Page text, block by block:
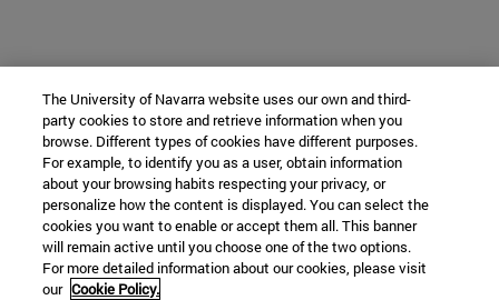
The University of Navarra website uses our own and third-
party cookies to store and retrieve information when you
browse. Different types of cookies have different purposes.
For example, to identify you as a user, obtain information
about your browsing habits respecting your privacy, or
personalize how the content is displayed. You can select the
cookies you want to enable or accept them all. This banner
will remain active until you choose one of the two options.
For more detailed information about our cookies, please visit
our Cookie Policy.